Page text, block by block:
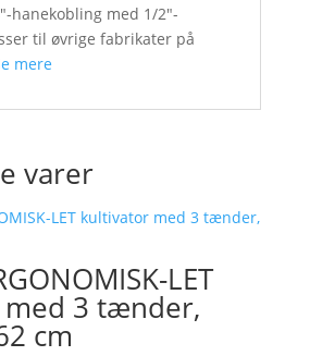
hanekobling med 1/2″-
til øvrige fabrikater på
mere
varer
LET
3 tænder,
cm